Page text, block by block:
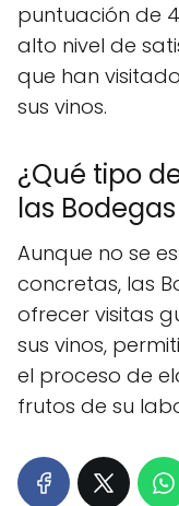
puntuación de
alto nivel de
que han
sus vinos.
¿Qué tipo
las
Aunque no se
concretas, las
ofrecer visitas
sus vinos,
el proceso de
frutos de su